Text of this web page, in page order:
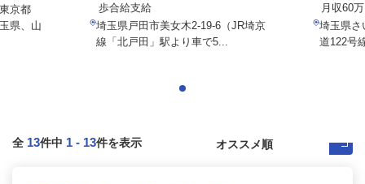
京都
県、山
歩合給支給
埼玉県戸田市美女木2-19-6（JR埼京
線「北戸田」駅より車で5...
月収60
埼玉県さ
道122号
全 13件中 1 - 13件を表示